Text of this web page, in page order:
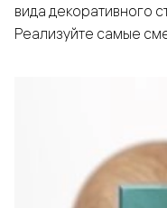
вида декоративного
Реализуйте самые